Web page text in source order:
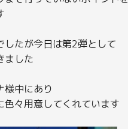
したが今日は第2弾として
ました
様中にあり
色々用意してくれています